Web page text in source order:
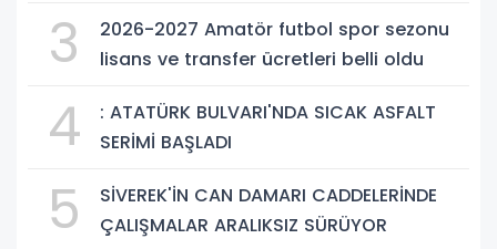
3
2026-2027 Amatör futbol spor sezonu
lisans ve transfer ücretleri belli oldu
4
: ATATÜRK BULVARI'NDA SICAK ASFALT
SERİMİ BAŞLADI
5
SİVEREK'İN CAN DAMARI CADDELERİNDE
ÇALIŞMALAR ARALIKSIZ SÜRÜYOR